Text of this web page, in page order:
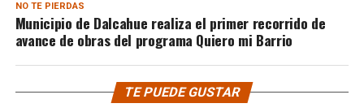
NO TE PIERDAS
Municipio de Dalcahue realiza el primer recorrido de
avance de obras del programa Quiero mi Barrio
TE PUEDE GUSTAR